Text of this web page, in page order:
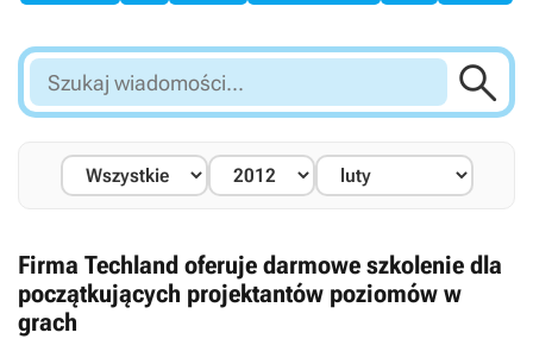
Szukaj
wiadomości...

Firma Techland oferuje darmowe szkolenie dla
początkujących projektantów poziomów w
grach